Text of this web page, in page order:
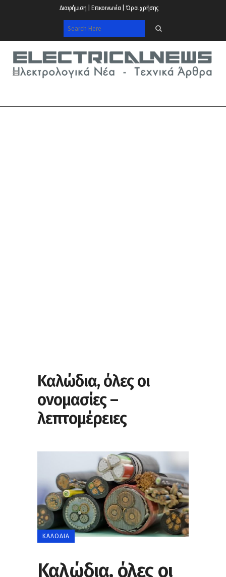
Διαφήμιση | Επικοινωνία | Όροι χρήσης
Καλώδια, όλες οι
ονομασίες –
λεπτομέρειες
ΚΑΛΏΔΙΑ
Καλώδια, όλες οι